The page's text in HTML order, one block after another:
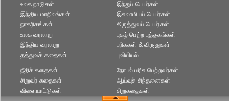
உலக நாடுகள்
இந்திய மாநிலங்கள்
நாகரிகங்கள்
இந்துப் பெயர்கள்
இசுலாமியப் பெயர்கள்
கிருத்துவப் பெயர்கள்
உலக வரலாறு
இந்திய வரலாறு
தத்துவக் கதைகள்
புகழ் பெற்ற புத்தகங்கள்
பரிசுகள் & விருதுகள்
புவியியல்
நீதிக் கதைகள்
சிறுவர் கதைகள்
விளையாட்டுகள்
நோபல் பரிசு‎ பெற்றவர்‎கள்
ஆய்வுச் சிந்தனைகள்
சிறுகதைகள்